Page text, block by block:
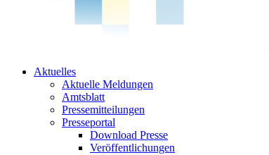
Aktuelles
Aktuelle Meldungen
Amtsblatt
Pressemitteilungen
Presseportal
Download Presse
Veröffentlichungen